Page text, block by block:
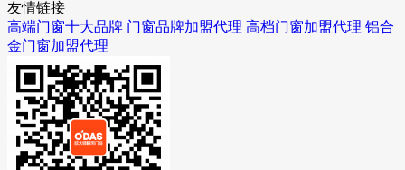
友情链接
高端门窗十大品牌 门窗品牌加盟代理 高档门窗加盟代理 铝合
金门窗加盟代理